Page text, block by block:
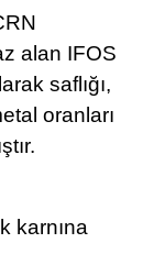
alan IFOS
saflığı,
oranları
karnına